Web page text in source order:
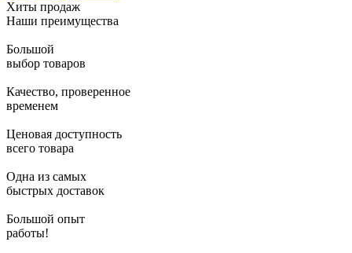
Хиты продаж
Наши преимущества
Большой
выбор товаров
Качество, проверенное
временем
Ценовая доступность
всего товара
Одна из самых
быстрых доставок
Большой опыт
работы!